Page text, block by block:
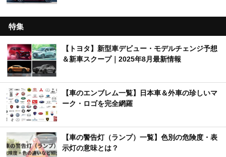
特集
【トヨタ】新型車デビュー・モデルチェンジ予想
＆新車スクープ｜2025年8月最新情報
【車のエンブレム一覧】日本車＆外車の珍しいマ
ーク・ロゴを完全網羅
【車の警告灯（ランプ）一覧】色別の危険度・表
示灯の意味とは？